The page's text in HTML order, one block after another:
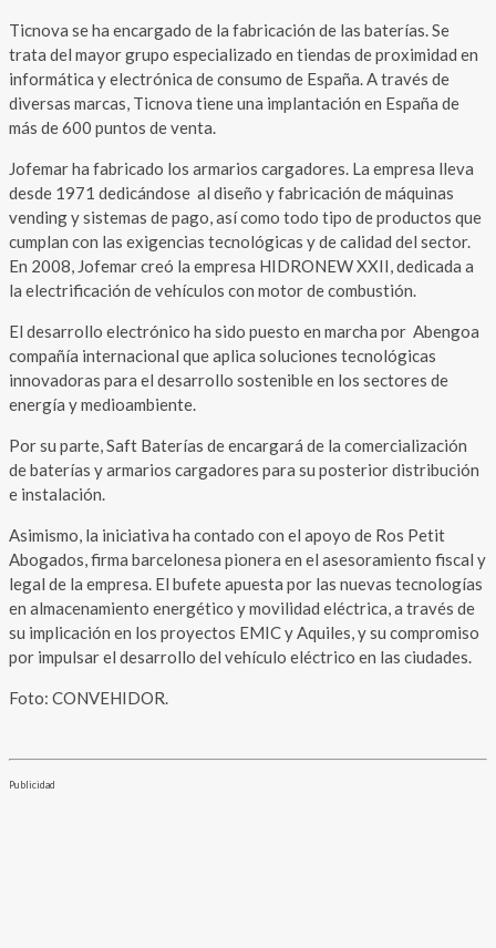
Ticnova se ha encargado de la fabricación de las baterías. Se
trata del mayor grupo especializado en tiendas de proximidad en
informática y electrónica de consumo de España. A través de
diversas marcas, Ticnova tiene una implantación en España de
más de 600 puntos de venta.
Jofemar ha fabricado los armarios cargadores. La empresa lleva
desde 1971 dedicándose al diseño y fabricación de máquinas
vending y sistemas de pago, así como todo tipo de productos que
cumplan con las exigencias tecnológicas y de calidad del sector.
En 2008, Jofemar creó la empresa HIDRONEW XXII, dedicada a
la electrificación de vehículos con motor de combustión.
El desarrollo electrónico ha sido puesto en marcha por Abengoa
compañía internacional que aplica soluciones tecnológicas
innovadoras para el desarrollo sostenible en los sectores de
energía y medioambiente.
Por su parte, Saft Baterías de encargará de la comercialización
de baterías y armarios cargadores para su posterior distribución
e instalación.
Asimismo, la iniciativa ha contado con el apoyo de Ros Petit
Abogados, firma barcelonesa pionera en el asesoramiento fiscal y
legal de la empresa. El bufete apuesta por las nuevas tecnologías
en almacenamiento energético y movilidad eléctrica, a través de
su implicación en los proyectos EMIC y Aquiles, y su compromiso
por impulsar el desarrollo del vehículo eléctrico en las ciudades.
Foto: CONVEHIDOR.
Publicidad